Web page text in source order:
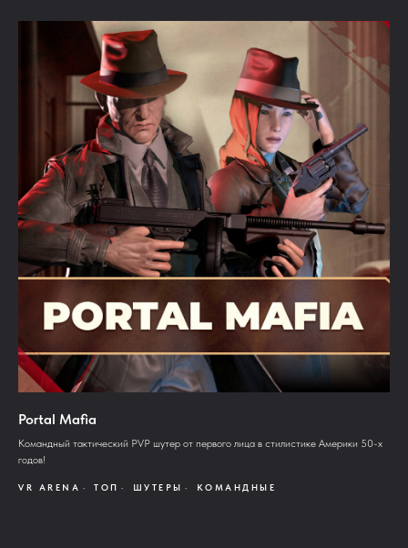
Portal Mafia
Командный тактический PVP шутер от первого лица в стилистике Америки 50-х
годов!
VR ARENA ТОП ШУТЕРЫ КОМАНДНЫЕ